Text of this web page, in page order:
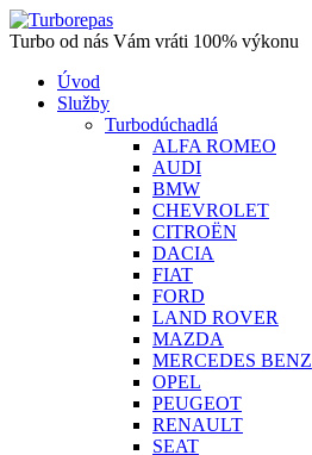
Turbo od nás Vám vráti 100% výkonu
Úvod
Služby
Turbodúchadlá
ALFA ROMEO
AUDI
BMW
CHEVROLET
CITROËN
DACIA
FIAT
FORD
LAND ROVER
MAZDA
MERCEDES BENZ
OPEL
PEUGEOT
RENAULT
SEAT